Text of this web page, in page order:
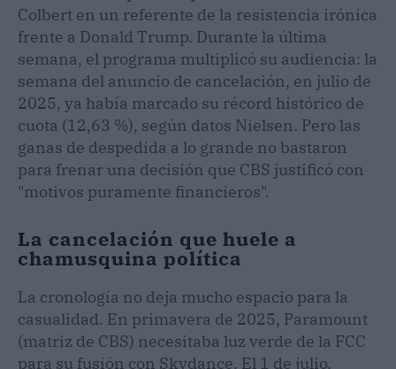
Colbert en un referente de la resistencia irónica
frente a Donald Trump. Durante la última
semana, el programa multiplicó su audiencia: la
semana del anuncio de cancelación, en julio de
2025, ya había marcado su récord histórico de
cuota (12,63 %), según datos Nielsen. Pero las
ganas de despedida a lo grande no bastaron
para frenar una decisión que CBS justificó con
"motivos puramente financieros".
La cancelación que huele a
chamusquina política
La cronología no deja mucho espacio para la
casualidad. En primavera de 2025, Paramount
(matriz de CBS) necesitaba luz verde de la FCC
para su fusión con Skydance. El 1 de julio,